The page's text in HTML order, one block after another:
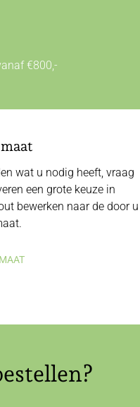
€800,-
wat u nodig heeft, vraag
een grote keuze in
bewerken naar de door u